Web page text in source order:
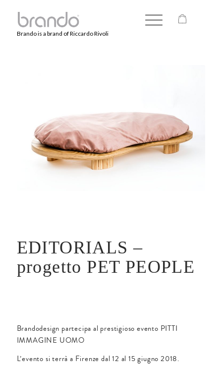
Brando is a brand of Riccardo Rivoli
EDITORIALS –
progetto PET PEOPLE
Brandodesign partecipa al prestigioso evento PITTI
IMMAGINE UOMO
L’evento si terrà a Firenze dal 12 al 15 giugno 2018.